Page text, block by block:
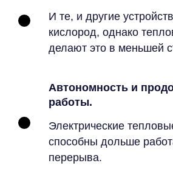
И те, и другие
кислород, однако
делают это в меньшей
Автономность и
работы.
Электрические
способны дольше
перерыва.